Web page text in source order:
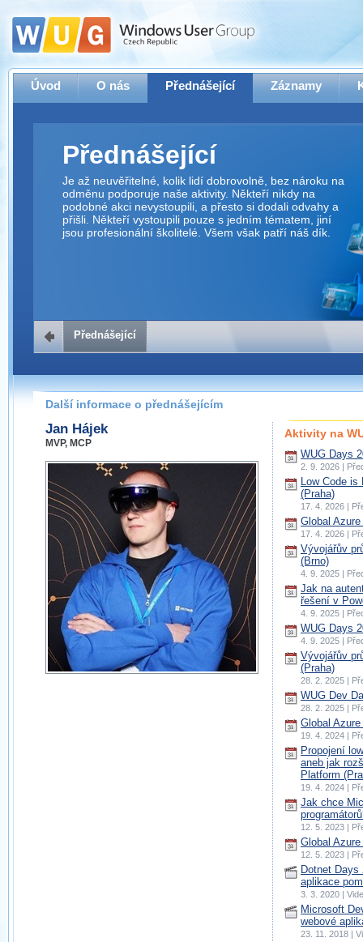
Úvod O nás Přednášející Záznamy
Přednášející
Je až neuvěřitelné, kolik lidí dobrovolně, bez nároku na
odměnu podporuje naše aktivity. Někteří nikdy na
podobné akci nevystoupili, a přesto si dodali odvahy a
přišli. Někteří vystoupili pouze s jedním tématem, jiní
jsou profesionální školitelé. Všem však patří náš dík.
Přednášející
Další informace o přednášejícím
Jan Hájek
MVP, MCP
Aktivity na
WUG Days
2. 9. 2026 |
Low Code is
(Praha)
17. 4. 2026 |
Global
17. 4. 2026 |
Vývojářův
(Brno)
4. 9. 2025 |
Jak na
řešení v
4. 9. 2025 |
WUG Days
4. 9. 2025 |
Vývojářův
(Praha)
28. 2. 2025 |
WUG Dev
28. 2. 2025 |
Global
19. 4. 2024 |
Propojení
aneb jak
Platform
19. 4. 2024 |
Jak chce
12. 5. 2023 |
Global
12. 5. 2023 |
Dotnet
aplikace
3. 3. 2020 |
Microsoft
webové
23. 11. 2018 |